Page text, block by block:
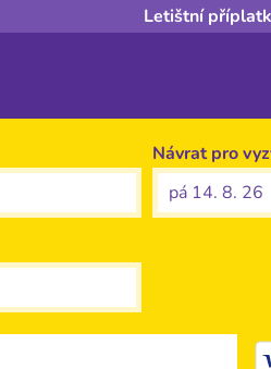
Letištní
Návrat pro
pá 14. 8. 26